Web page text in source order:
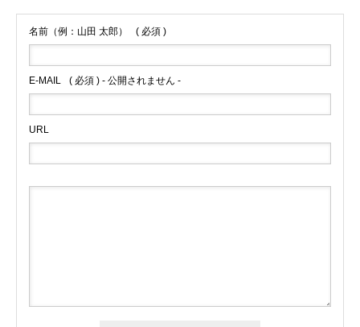
名前（例：山田 太郎） ( 必須 )
E-MAIL ( 必須 ) - 公開されません -
URL